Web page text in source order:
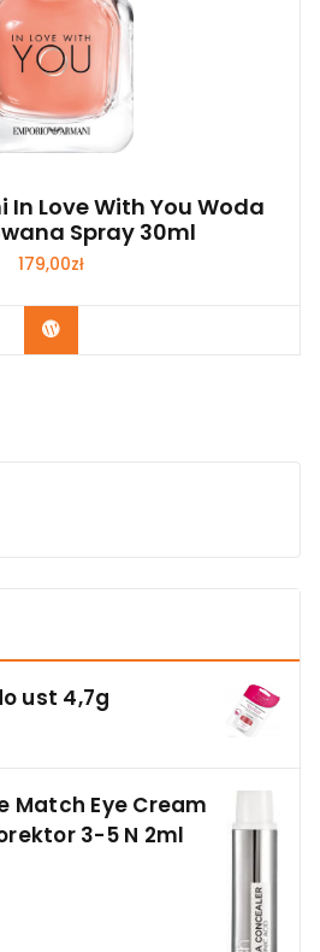
Love With You Woda
Spray 30ml
179,00zł
Zobacz
ust 4,7g
Match Eye Cream
3-5 N 2ml